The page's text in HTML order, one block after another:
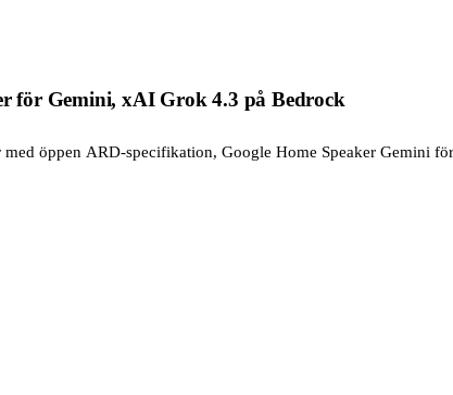
för Gemini, xAI Grok 4.3 på Bedrock
öppen ARD-specifikation, Google Home Speaker Gemini